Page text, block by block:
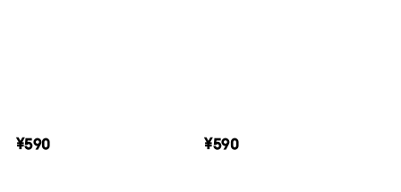
¥590 ¥590